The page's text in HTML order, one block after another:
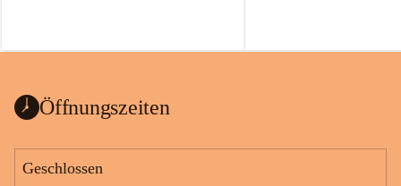
Öffnungszeiten
Geschlossen